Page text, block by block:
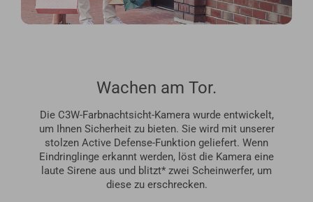
Wachen am Tor.
Die C3W-Farbnachtsicht-Kamera wurde entwickelt,
um Ihnen Sicherheit zu bieten. Sie wird mit unserer
stolzen Active Defense-Funktion geliefert. Wenn
Eindringlinge erkannt werden, löst die Kamera eine
laute Sirene aus und blitzt* zwei Scheinwerfer, um
diese zu erschrecken.